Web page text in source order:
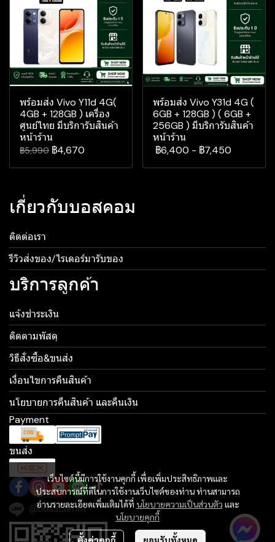
พร้อมส่ง Vivo Y11d 4G(
4GB + 128GB ) เครื่อง
ศูนย์ไทย มีบริการับสินค้า
หน้าร้าน
฿5,990 ฿4,670
พร้อมส่ง Vivo Y31d 4G (
6GB + 128GB ) ( 6GB +
256GB ) มีบริการับสินค้า
หน้าร้าน
฿6,400 - ฿7,450
เว็บไซต์นี้มีการใช้งานคุกกี้ เพื่อเพิ่มประสิทธิภาพและ
ประสบการณ์ที่ดีในการใช้งานเว็บไซต์ของท่าน ท่านสามารถ
อ่านรายละเอียดเพิ่มเติมได้ที่ นโยบายความเป็นส่วนตัว และ
นโยบายคุกกี้
ตั้งค่าคุกกี้ ยอมรับทั้งหมด
เกี่ยวกับบอสคอม
ติดต่อเรา
รีวิวส่งของ/ไรเดอร์มารับของ
บริการลูกค้า
แจ้งชำระเงิน
ติดตามพัสดุ
วิธีสั่งซื้อ&ขนส่ง
เงื่อนไขการคืนสินค้า
นโยบายการคืนสินค้า และคืนเงิน
Payment
ขนส่ง
@bosscomm